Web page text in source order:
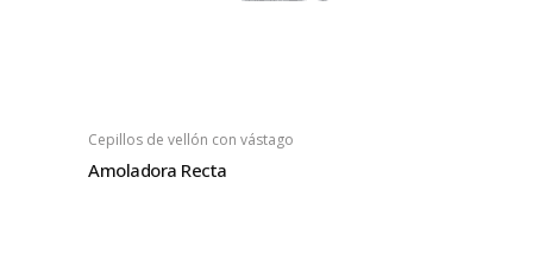
Cepillos de vellón con vástago
Amoladora Recta